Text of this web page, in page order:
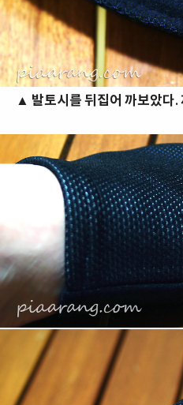
▲ 발토시를 뒤집어 까보았다